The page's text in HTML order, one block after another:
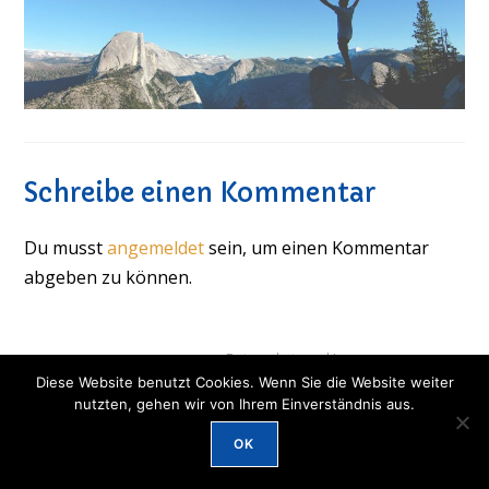
Schreibe einen Kommentar
Du musstangemeldetsein, um einen Kommentar
abgeben zu können.
© 2026 IOS München -Datenschutz und Impressum
Diese Website benutzt Cookies. Wenn Sie die Website weiter
nutzten, gehen wir von Ihrem Einverständnis aus.
OK